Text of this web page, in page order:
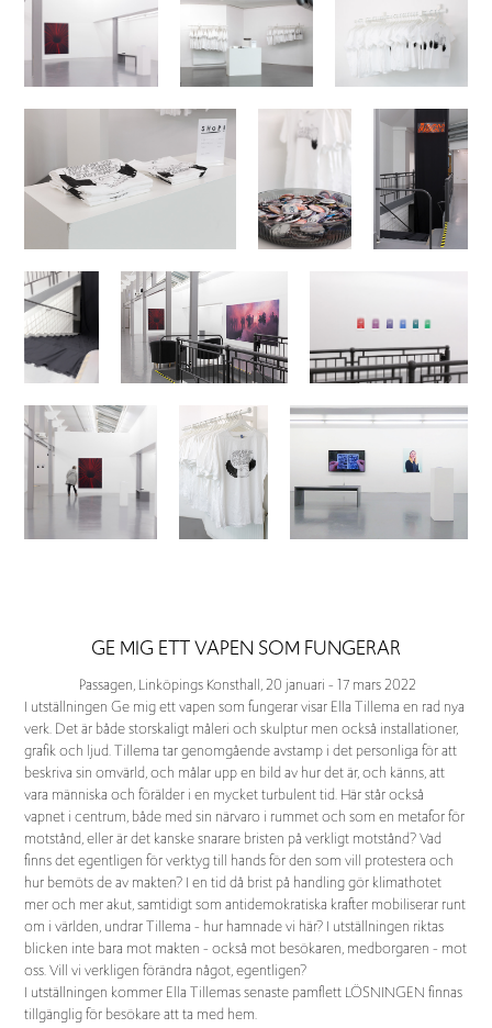
GE MIG ETT VAPEN SOM FUNGERAR
Passagen, Linköpings Konsthall, 20 januari - 17 mars 2022
I utställningen Ge mig ett vapen som fungerar visar Ella Tillema en rad nya
verk. Det är både storskaligt måleri och skulptur men också installationer,
grafik och ljud. Tillema tar genomgående avstamp i det personliga för att
beskriva sin omvärld, och målar upp en bild av hur det är, och känns, att
vara människa och förälder i en mycket turbulent tid. Här står också
vapnet i centrum, både med sin närvaro i rummet och som en metafor för
motstånd, eller är det kanske snarare bristen på verkligt motstånd? Vad
finns det egentligen för verktyg till hands för den som vill protestera och
hur bemöts de av makten? I en tid då brist på handling gör klimathotet
mer och mer akut, samtidigt som antidemokratiska krafter mobiliserar runt
om i världen, undrar Tillema - hur hamnade vi här? I utställningen riktas
blicken inte bara mot makten - också mot besökaren, medborgaren - mot
oss. Vill vi verkligen förändra något, egentligen?
I utställningen kommer Ella Tillemas senaste pamflett LÖSNINGEN finnas
tillgänglig för besökare att ta med hem.